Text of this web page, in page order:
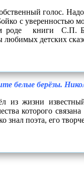
голос.
с уверенностью
роде
книги С.П.
любимых детских
белые берёзы.
из жизни
которого
знал поэта, его